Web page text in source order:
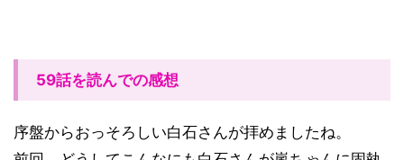
59話を読んでの感想
序盤からおっそろしい白石さんが拝めましたね。